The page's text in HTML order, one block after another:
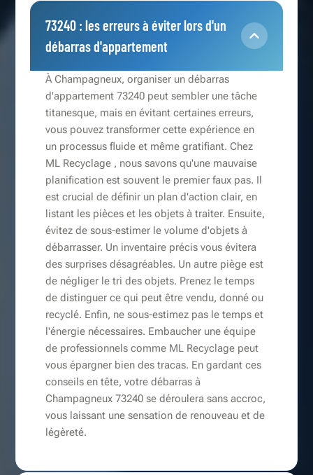
73240 : les erreurs à éviter lors d'un
débarras d'appartement
À Champagneux, organiser un débarras
d'appartement 73240 peut sembler une tâche
titanesque, mais en évitant certaines erreurs,
vous pouvez transformer cette expérience en
un processus fluide et même gratifiant. Chez
ML Recyclage , nous savons qu'une mauvaise
planification est souvent le premier faux pas. Il
est crucial de définir un plan d'action clair, en
listant les pièces et les objets à traiter. Ensuite,
évitez de sous-estimer le volume d'objets à
débarrasser. Un inventaire précis vous évitera
des surprises désagréables. Un autre piège est
de négliger le tri des objets. Prenez le temps
de distinguer ce qui peut être vendu, donné ou
recyclé. Enfin, ne sous-estimez pas le temps et
l'énergie nécessaires. Embaucher une équipe
de professionnels comme ML Recyclage peut
vous épargner bien des tracas. En gardant ces
conseils en tête, votre débarras à
Champagneux 73240 se déroulera sans accroc,
vous laissant une sensation de renouveau et de
légèreté.